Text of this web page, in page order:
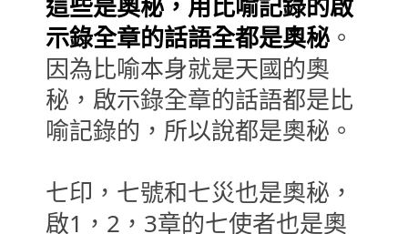
示錄全章的話語全都是奧秘 。
因為比喻本身就是天國的奧
秘，啟示錄全章的話語都是比
喻記錄的，所以說都是奧秘。
七印，七號和七災也是奧秘，
啟1，2，3章的七使者也是奧